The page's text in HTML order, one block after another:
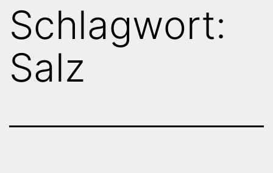
Schlagwort:
Salz